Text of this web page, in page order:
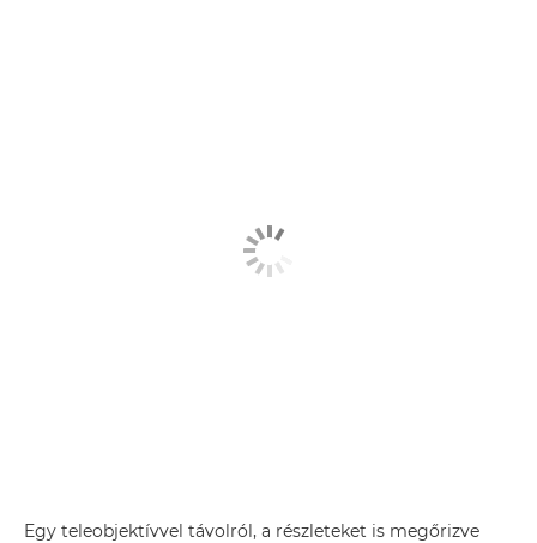
Egy teleobjektívvel távolról, a részleteket is megőrizve